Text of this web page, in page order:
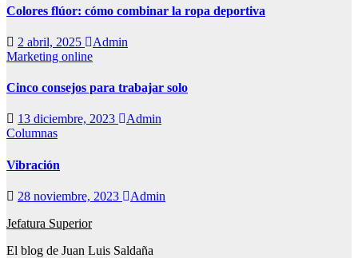
Colores flúor: cómo combinar la ropa deportiva
2 abril, 2025
Admin
Marketing online
Cinco consejos para trabajar solo
13 diciembre, 2023
Admin
Columnas
Vibración
28 noviembre, 2023
Admin
Jefatura Superior
El blog de Juan Luis Saldaña